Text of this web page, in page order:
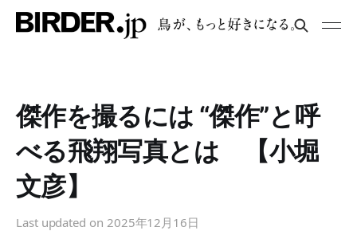
傑作を撮るには “傑作”と呼
べる飛翔写真とは 【小堀
文彦】
Last updated on 2025年12月16日